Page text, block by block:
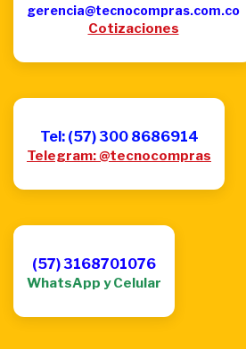
gerencia@tecnocompras.com.co
Cotizaciones
Tel: (57) 300 8686914
Telegram: @tecnocompras
(57) 3168701076
WhatsApp y Celular